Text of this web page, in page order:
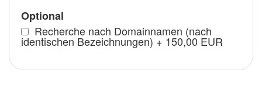
Optional
Recherche nach Domainnamen (nach
identischen Bezeichnungen) + 150,00 EUR